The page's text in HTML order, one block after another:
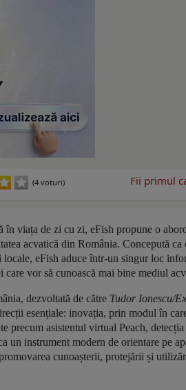
(4 voturi) Fii primul
viața de zi cu zi, eFish propune o
acvatică din România. Concepută
eFish aduce într-un singur loc
vor să cunoască mai bine mediul
dezvoltată de către Tudor Ionescu/
esențiale: inovația, prin modul în
asistentul virtual Peach,
un instrument modern de orientare pe
cunoașterii, protejării și